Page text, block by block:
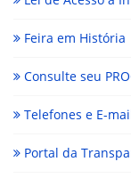
Feira em História
Consulte seu
Telefones e E-
Portal da